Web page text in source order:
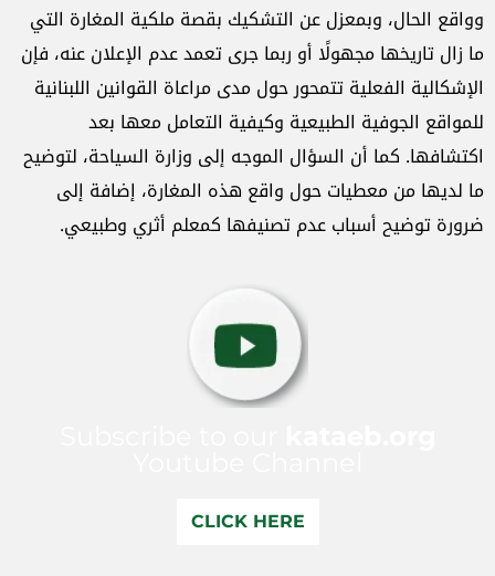
وواقع الحال، وبمعزل عن التشكيك بقصة ملكية المغارة التي
ما زال تاريخها مجهولًا أو ربما جرى تعمد عدم الإعلان عنه، فإن
الإشكالية الفعلية تتمحور حول مدى مراعاة القوانين اللبنانية
للمواقع الجوفية الطبيعية وكيفية التعامل معها بعد
اكتشافها. كما أن السؤال الموجه إلى وزارة السياحة، لتوضيح
ما لديها من معطيات حول واقع هذه المغارة، إضافة إلى
ضرورة توضيح أسباب عدم تصنيفها كمعلم أثري وطبيعي.
CLICK HERE